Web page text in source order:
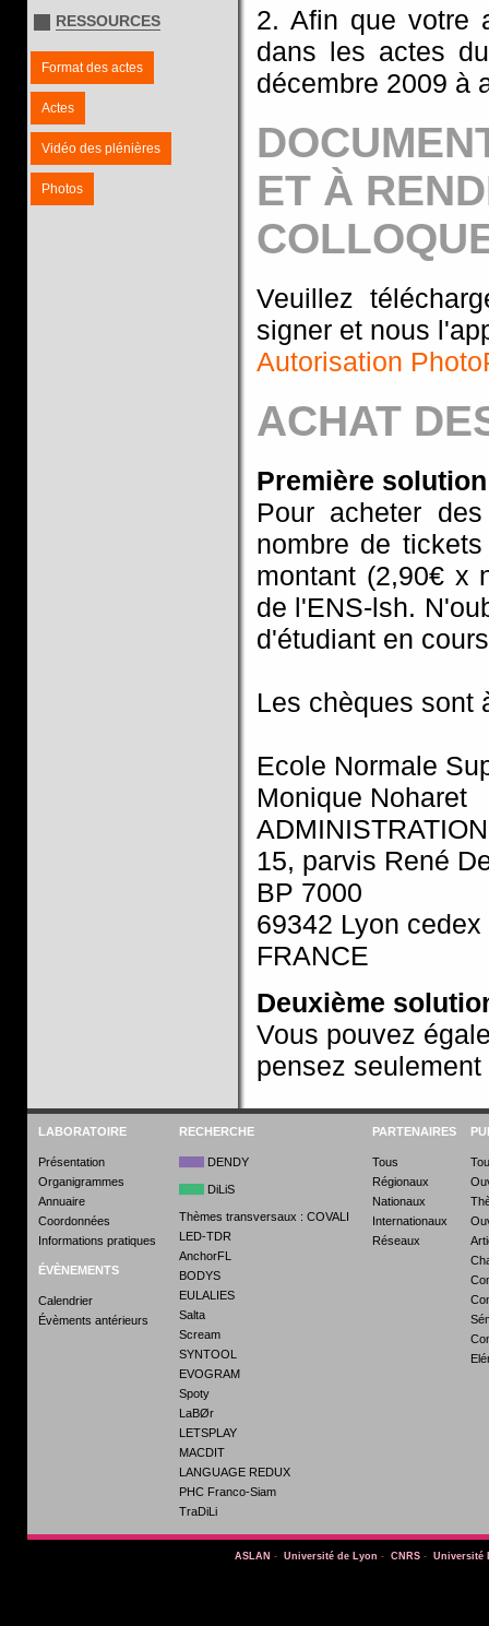
RESSOURCES
Format des actes
Actes
Vidéo des plénières
Photos
2. Afin que votre
dans les actes
décembre 2009 à
ET À
Veuillez
signer et nous
Autorisation
ACHAT
Première
Pour acheter
nombre de
montant (2,90€ x
de l'ENS-lsh.
d'étudiant en
Les chèques sont
Ecole Normale
Monique Noharet
15, parvis René
BP 7000
69342 Lyon cedex
FRANCE
Deuxième
Vous pouvez
pensez
LABORATOIRE
Présentation
Organigrammes
Annuaire
Coordonnées
Informations pratiques
ÉVÈNEMENTS
Calendrier
Évèments antérieurs
RECHERCHE
DENDY
DiLiS
Thèmes transversaux : COVALI
LED-TDR
AnchorFL
BODYS
EULALIES
Salta
Scream
SYNTOOL
EVOGRAM
Spoty
LaBØr
LETSPLAY
MACDIT
LANGUAGE REDUX
PHC Franco-Siam
TraDiLi
PARTENAIRES
Tous
Régionaux
Nationaux
Internationaux
Réseaux
ASLAN - Université de Lyon - CNRS- Université